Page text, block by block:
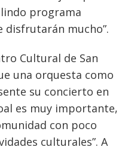
programa
mucho”.
Cultural de San
una orquesta como
su concierto en
es muy importante,
con poco
culturales”. A